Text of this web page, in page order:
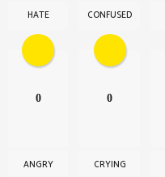
HATE CONFUSED
0
ANGRY
0
CRYING